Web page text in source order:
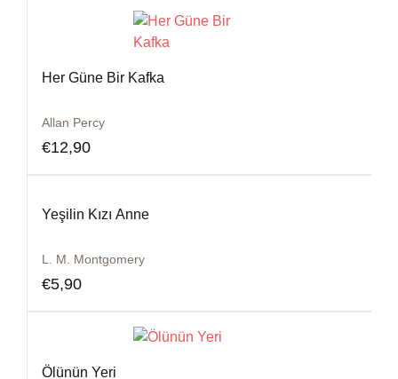
Her Güne Bir Kafka
Allan Percy
€12,90
Yeşilin Kızı Anne
L. M. Montgomery
€5,90
Ölünün Yeri